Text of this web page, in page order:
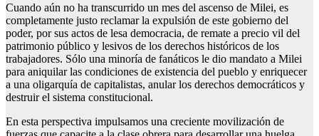
Cuando aún no ha transcurrido un mes del ascenso de Milei, es
completamente justo reclamar la expulsión de este gobierno del
poder, por sus actos de lesa democracia, de remate a precio vil del
patrimonio público y lesivos de los derechos históricos de los
trabajadores. Sólo una minoría de fanáticos le dio mandato a Milei
para aniquilar las condiciones de existencia del pueblo y enriquecer
a una oligarquía de capitalistas, anular los derechos democráticos y
destruir el sistema constitucional.
En esta perspectiva impulsamos una creciente movilización de